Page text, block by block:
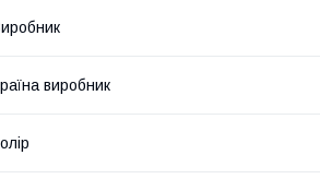
виробник